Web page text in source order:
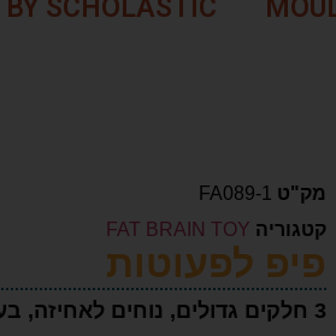
BY SCHOLASTIC
מק"ט FA089-1
קטגוריה FAT BRAIN TOY
פיפ לפעוטות
3 חלקים גדולים, נוחים לאחיזה,